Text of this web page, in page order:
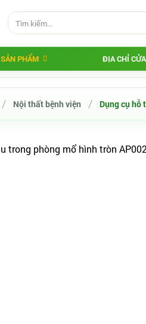
SẢN PHẨM ĐỊA CHỈ
Nội thất bệnh viện Dụng cụ hỗ